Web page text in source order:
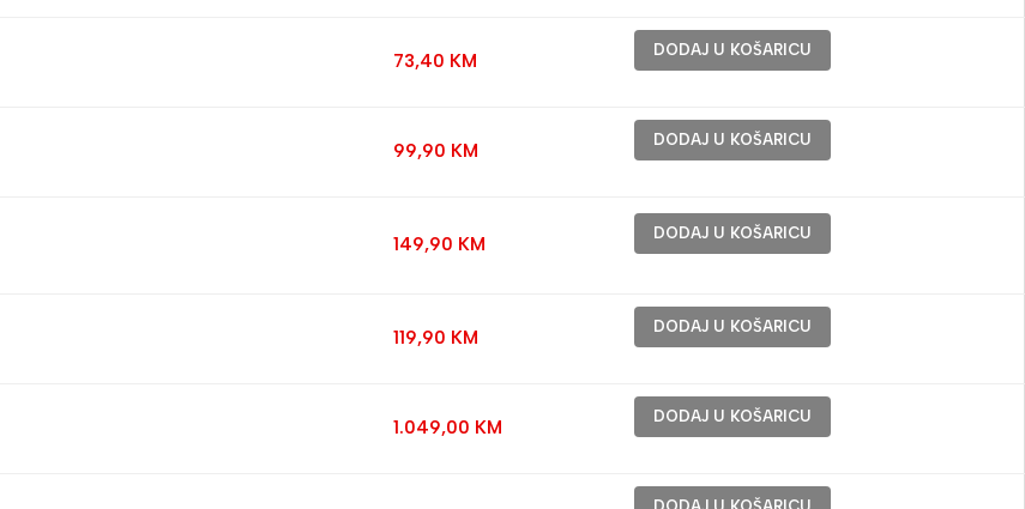
73,40 KM
DODAJ U KOŠARICU
99,90 KM
DODAJ U KOŠARICU
149,90 KM
DODAJ U KOŠARICU
119,90 KM
DODAJ U KOŠARICU
1.049,00 KM
DODAJ U KOŠARICU